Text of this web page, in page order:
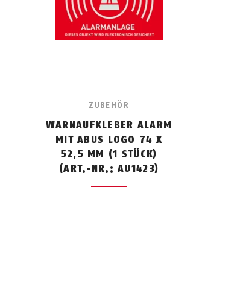
ZUBEHÖR
WARNAUFKLEBER ALARM
MIT ABUS LOGO 74 X
52,5 MM (1 STÜCK)
(ART.-NR.: AU1423)